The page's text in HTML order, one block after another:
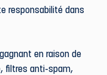
responsabilité dans
en raison de
filtres anti-spam,